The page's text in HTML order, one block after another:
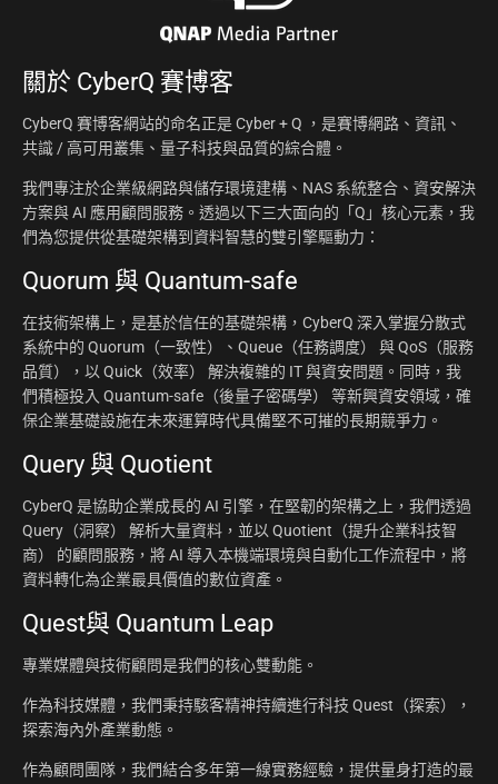
關於 CyberQ 賽博客
CyberQ 賽博客網站的命名正是 Cyber + Q ，是賽博網路、資訊、
共識 / 高可用叢集、量子科技與品質的綜合體。
我們專注於企業級網路與儲存環境建構、NAS 系統整合、資安解決
方案與 AI 應用顧問服務。透過以下三大面向的「Q」核心元素，我
們為您提供從基礎架構到資料智慧的雙引擎驅動力：
Quorum 與 Quantum-safe
在技術架構上，是基於信任的基礎架構，CyberQ 深入掌握分散式
系統中的 Quorum（一致性）、Queue（任務調度） 與 QoS（服務
品質），以 Quick（效率） 解決複雜的 IT 與資安問題。同時，我
們積極投入 Quantum-safe（後量子密碼學） 等新興資安領域，確
保企業基礎設施在未來運算時代具備堅不可摧的長期競爭力。
Query 與 Quotient
CyberQ 是協助企業成長的 AI 引擎，在堅韌的架構之上，我們透過
Query（洞察） 解析大量資料，並以 Quotient（提升企業科技智
商） 的顧問服務，將 AI 導入本機端環境與自動化工作流程中，將
資料轉化為企業最具價值的數位資產。
Quest與 Quantum Leap
專業媒體與技術顧問是我們的核心雙動能。
作為科技媒體，我們秉持駭客精神持續進行科技 Quest（探索），
探索海內外產業動態。
作為顧問團隊，我們結合多年第一線實務經驗，提供量身打造的最